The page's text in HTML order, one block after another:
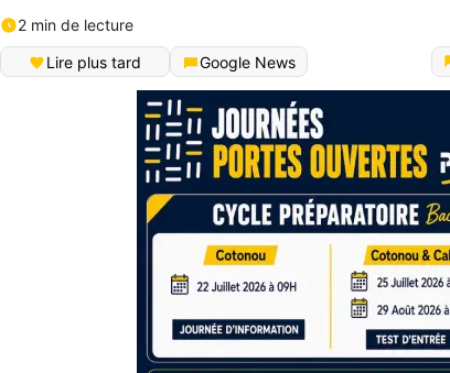
2 min de lecture
Lire plus tard
Google News